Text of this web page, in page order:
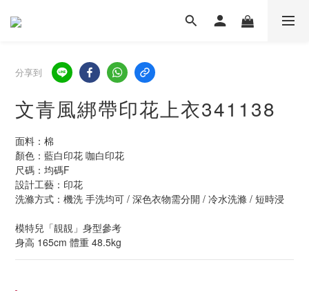
分享到
文青風綁帶印花上衣341138
面料：棉
顏色：藍白印花 咖白印花
尺碼：均碼F
設計工藝：印花
洗滌方式：機洗 手洗均可 / 深色衣物需分開 / 冷水洗滌 / 短時浸
模特兒「靚靚」身型參考
身高 165cm 體重 48.5kg